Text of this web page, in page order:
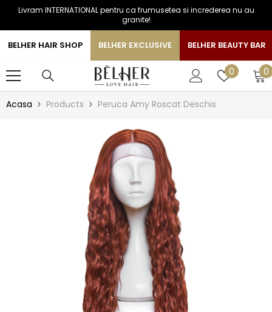
SARI LA CONTINUT
Livram INTERNATIONAL pentru ca frumusetea si increderea nu au
granite!
BELHER HAIR SHOP BELHER EXCLUSIVE BELHER BEAUTY BAR
0 Liste
00
Acasa Products Peruca Amy Roscat Deschis